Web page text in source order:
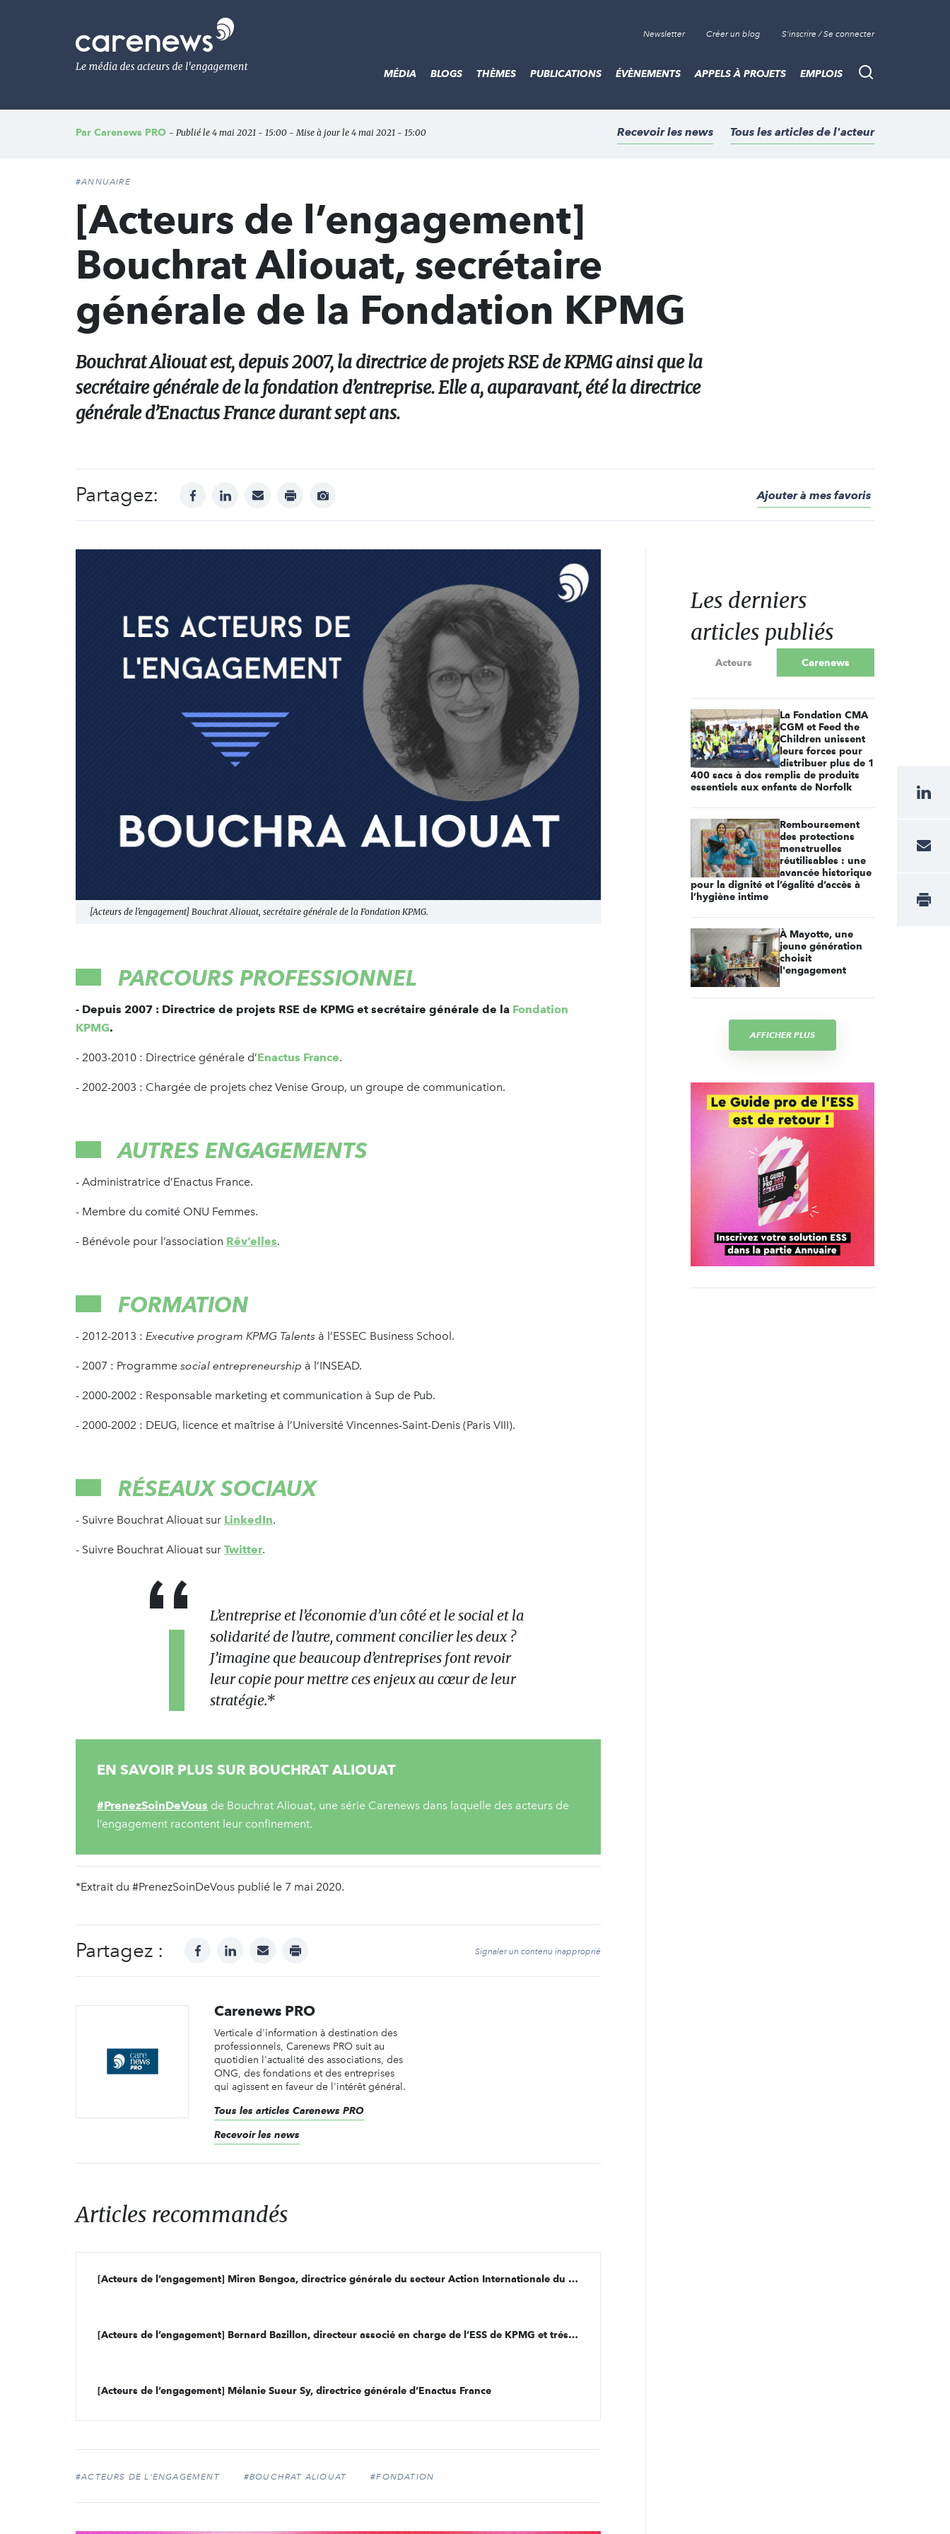
Le
média
de
l'engagement
Newsletter Créer un blog S'inscrire / Se connecter
Recherche
MÉDIA BLOGS THÈMES PUBLICATIONS ÉVÈNEMENTS APPELS À PROJETS EMPLOIS
Par Carenews PRO - Publié le 4 mai 2021 - 15:00 - Mise à jour le 4 mai 2021 - 15:00 Recevoir les news Tous les articles de l'acteur
#ANNUAIRE
[Acteurs de l’engagement]
Bouchrat Aliouat, secrétaire
générale de la Fondation KPMG
Bouchrat Aliouat est, depuis 2007, la directrice de projets RSE de KPMG ainsi que la
secrétaire générale de la fondation d’entreprise. Elle a, auparavant, été la directrice
générale d’Enactus France durant sept ans.
Partagez: facebooklinkedinmail print
Afficher
Ajouter à mes favoris
[Acteurs de l’engagement] Bouchrat Aliouat, secrétaire générale de la Fondation KPMG.
PARCOURS PROFESSIONNEL
- Depuis 2007 : Directrice de projets RSE de KPMG et secrétaire générale de la Fondation
KPMG.
- 2003-2010 : Directrice générale d’Enactus France.
- 2002-2003 : Chargée de projets chez Venise Group, un groupe de communication.
AUTRES ENGAGEMENTS
- Administratrice d’Enactus France.
- Membre du comité ONU Femmes.
- Bénévole pour l’association Rêv’elles.
FORMATION
- 2012-2013 : Executive program KPMG Talents à l’ESSEC Business School.
- 2007 : Programme social entrepreneurship à l’INSEAD.
- 2000-2002 : Responsable marketing et communication à Sup de Pub.
- 2000-2002 : DEUG, licence et maîtrise à l’Université Vincennes-Saint-Denis (Paris VIII).
RÉSEAUX SOCIAUX
- Suivre Bouchrat Aliouat sur LinkedIn.
- Suivre Bouchrat Aliouat sur Twitter.
L’entreprise et l’économie d’un côté et le social et la
solidarité de l’autre, comment concilier les deux ?
J’imagine que beaucoup d’entreprises font revoir
leur copie pour mettre ces enjeux au cœur de leur
stratégie.*
EN SAVOIR PLUS SUR BOUCHRAT ALIOUAT
#PrenezSoinDeVous de Bouchrat Aliouat, une série Carenews dans laquelle des acteurs de
l’engagement racontent leur confinement.
*Extrait du #PrenezSoinDeVous publié le 7 mai 2020.
Partagez : facebooklinkedinmail print Signaler un contenu inapproprié
Carenews PRO
Verticale d'information à destination des
professionnels, Carenews PRO suit au
quotidien l'actualité des associations, des
ONG, des fondations et des entreprises
qui agissent en faveur de l'intérêt général.
Tous les articles Carenews PRO
Recevoir les news
Articles recommandés
[Acteurs de l’engagement] Miren Bengoa, directrice générale du secteur Action Internationale du GROUPE SOS
[Acteurs de l’engagement] Bernard Bazillon, directeur associé en charge de l’ESS de KPMG et trésorier de la Fondation KPMG
[Acteurs de l’engagement] Mélanie Sueur Sy, directrice générale d’Enactus France
#ACTEURS DE L'ENGAGEMENT #BOUCHRAT ALIOUAT #FONDATION
Les derniers
articles publiés
Acteurs Carenews
La Fondation CMA
CGM et Feed the
Children unissent
leurs forces pour
distribuer plus de 1
400 sacs à dos remplis de produits
essentiels aux enfants de Norfolk
Remboursement
des protections
menstruelles
réutilisables : une
avancée historique
pour la dignité et l’égalité d’accès à
l’hygiène intime
À Mayotte, une
jeune génération
choisit
l'engagement
AFFICHER PLUS